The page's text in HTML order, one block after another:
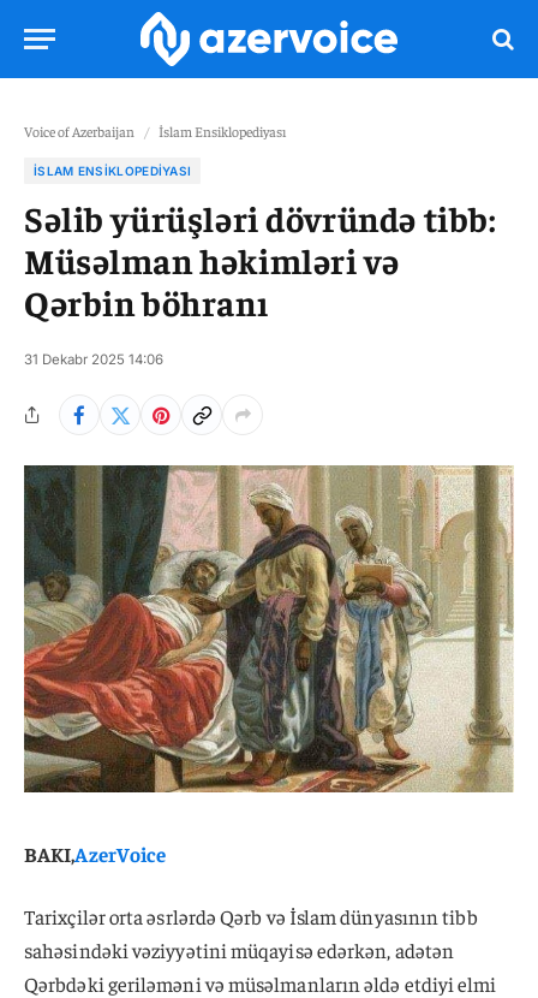
Voice of Azerbaijan / İslam Ensiklopediyası
İSLAM ENSIKLOPEDIYASI
Səlib yürüşləri dövründə tibb:
Müsəlman həkimləri və
Qərbin böhranı
31 Dekabr 2025 14:06
BAKI,AzerVoice
Tarixçilər orta əsrlərdə Qərb və İslam dünyasının tibb
sahəsindəki vəziyyətini müqayisə edərkən, adətən
Qərbdəki geriləməni və müsəlmanların əldə etdiyi elmi